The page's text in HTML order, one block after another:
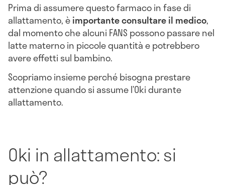
Prima di assumere questo farmaco in fase di
allattamento, èimportante consultare il medico,
dal momento che alcuni FANS possono passare nel
latte materno in piccole quantità e potrebbero
avere effetti sul bambino.
Scopriamo insieme perché bisogna prestare
attenzione quando si assume l’Oki durante
allattamento.
Oki in allattamento: si
può?